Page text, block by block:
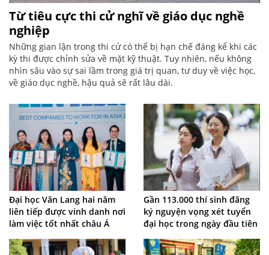
Từ tiêu cực thi cử nghĩ về giáo dục nghề
nghiệp
Những gian lận trong thi cử có thể bị hạn chế đáng kể khi các
kỳ thi được chỉnh sửa về mặt kỹ thuật. Tuy nhiên, nếu không
nhìn sâu vào sự sai lầm trong giá trị quan, tư duy về việc học,
về giáo dục nghề, hậu quả sẽ rất lâu dài.
Đại học Văn Lang hai năm
liên tiếp được vinh danh nơi
làm việc tốt nhất châu Á
Gần 113.000 thí sinh đăng
ký nguyện vọng xét tuyển
đại học trong ngày đầu tiên